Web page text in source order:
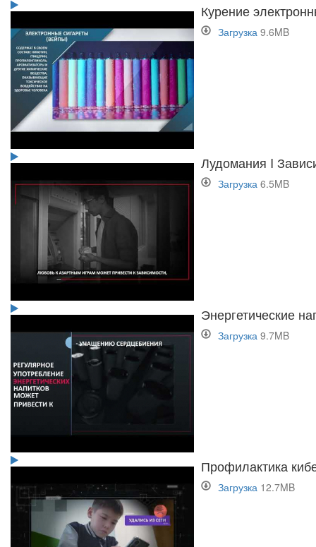
Курение
Загрузка 9.6MB
Лудомания I
Загрузка 6.5MB
Энергетические
Загрузка 9.7MB
Профилактика
Загрузка 12.7MB